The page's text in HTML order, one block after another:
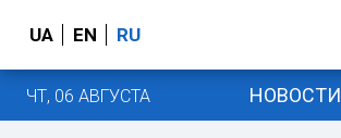
UA EN RU
ЧТ, 06 АВГУСТА НОВОСТИ